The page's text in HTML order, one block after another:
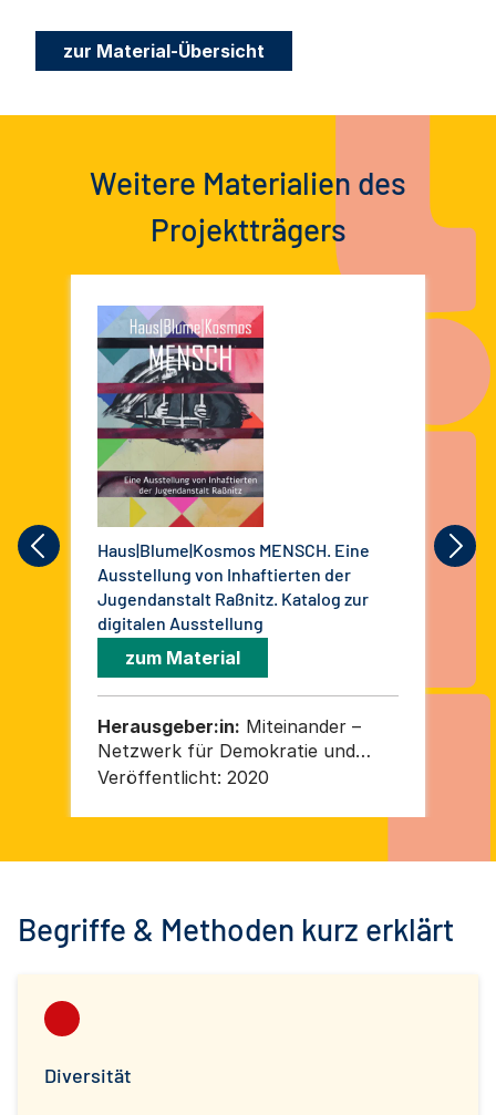
zur Material-Übersicht
Weitere Materialien des
Projektträgers
Haus|Blume|Kosmos MENSCH. Eine
Ausstellung von Inhaftierten der
Jugendanstalt Raßnitz. Katalog zur
digitalen Ausstellung
zum Material
Herausgeber:in: Miteinander –
Netzwerk für Demokratie und
Weltoffenheit in Sachsen-Anhalt e.
Veröffentlicht: 2020
Begriffe & Methoden kurz erklärt
Diversität